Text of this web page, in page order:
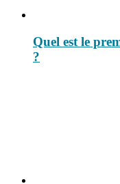
Quel est le
?